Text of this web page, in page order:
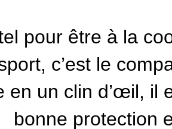
pour être à la
c’est le
en un clin d’œil, il
bonne protection